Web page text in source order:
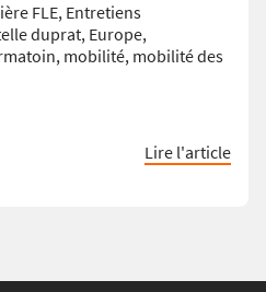
FLE, Entretiens
duprat, Europe,
, mobilité, mobilité des
Lire l'article